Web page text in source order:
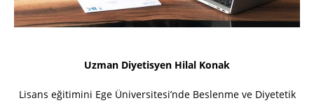
Uzman Diyetisyen Hilal Konak
Lisans eğitimini Ege Üniversitesi’nde Beslenme ve Diyetetik